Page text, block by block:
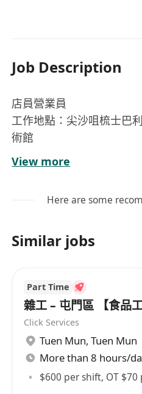
Job Description
店員營業員
工作地點：尖沙咀梳士巴
術館
職位類型：兼職
崗位內容
結帳流程，確保交易
助選購商品，提升購物
協助處理退換貨、發票
務，遵守公司服務流程
配合團隊完成每日開店
點及設備檢查工作
工作要求
View more
Here are some
Similar jobs
Part Time
雜工 – 屯門區 【食品
Click Services
Tuen Mun, Tuen Mun
$600 per shift, OT